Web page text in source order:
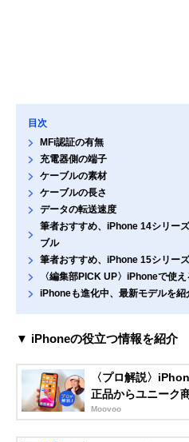
目次
MFi認証の有無
充電器側の端子
ケーブルの素材
ケーブルの長さ
データの転送速度
筆者おすすめ、iPhone 14シリー
ブル
筆者おすすめ、iPhone 15シリー
〈編集部PICK UP〉iPhoneで使
iPhoneも進化中、最新モデルを紹
▼ iPhoneの役立つ情報を紹介
〈プロ解説〉
正品からユニーク
Moovoo